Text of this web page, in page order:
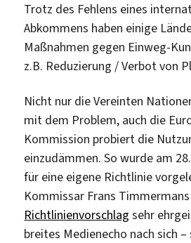
Trotz des Fehlens eines
Abkommens haben einige
Maßnahmen gegen Einweg-
z.B. Reduzierung / Verbot von
Nicht nur die Vereinten
mit dem Problem, auch die
Kommission probiert die
einzudämmen. So wurde am
für eine eigene Richtlinie
Kommissar Frans
Richtlinienvorschlag sehr
breites Medienecho nach sich –